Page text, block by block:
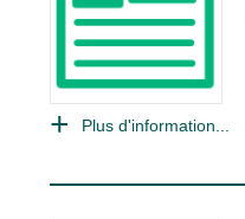
Plus d'information...